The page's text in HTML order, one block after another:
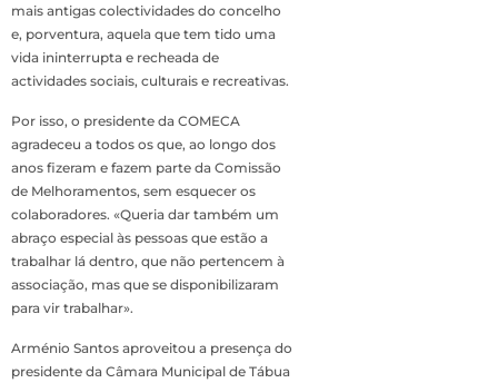
mais antigas colectividades do concelho
e, porventura, aquela que tem tido uma
vida ininterrupta e recheada de
actividades sociais, culturais e recreativas.
Por isso, o presidente da COMECA
agradeceu a todos os que, ao longo dos
anos fizeram e fazem parte da Comissão
de Melhoramentos, sem esquecer os
colaboradores. «Queria dar também um
abraço especial às pessoas que estão a
trabalhar lá dentro, que não pertencem à
associação, mas que se disponibilizaram
para vir trabalhar».
Arménio Santos aproveitou a presença do
presidente da Câmara Municipal de Tábua